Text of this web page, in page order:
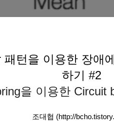
패턴을 이용한 장애
하기 #2
을 이용한 Circuit
조대협 (http://